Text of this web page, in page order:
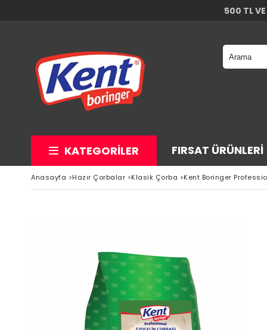
500 TL VE
KATEGORILER FIRSAT ÜRÜNLERI
Anasayfa >Hazır Çorbalar >Klasik Çorba >Kent Boringer